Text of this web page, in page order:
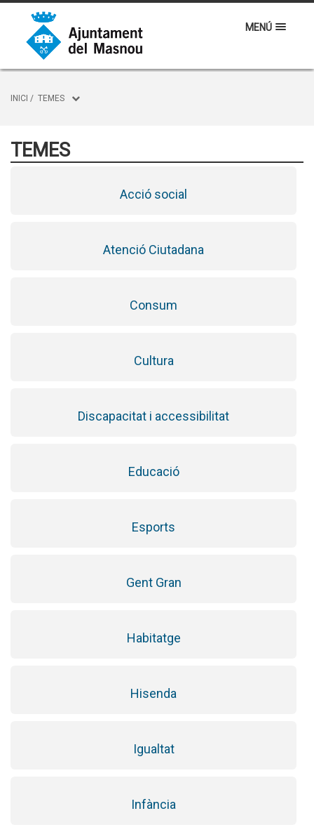
MENÚ
INICI / TEMES
TEMES
Acció social
Atenció Ciutadana
Consum
Cultura
Discapacitat i accessibilitat
Educació
Esports
Gent Gran
Habitatge
Hisenda
Igualtat
Infància